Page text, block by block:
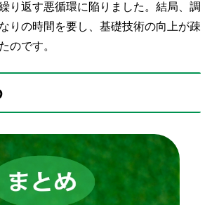
り返す悪循環に陥りました。結局、調
りの時間を要し、基礎技術の向上が疎
のです。